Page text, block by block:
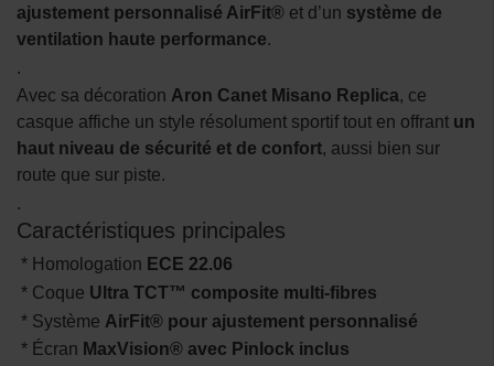
ajustement personnalisé AirFit® et d’un système de
ventilation haute performance.
.
Avec sa décoration Aron Canet Misano Replica, ce
casque affiche un style résolument sportif tout en offrant un
haut niveau de sécurité et de confort, aussi bien sur
route que sur piste.
.
Caractéristiques principales
* Homologation ECE 22.06
* Coque Ultra TCT™ composite multi-fibres
* Système AirFit® pour ajustement personnalisé
* Écran MaxVision® avec Pinlock inclus